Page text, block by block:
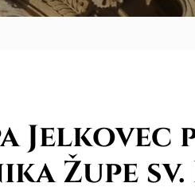
Župe sv.